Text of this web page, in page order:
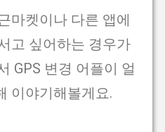
마켓이나 다른 앱에
고 싶어하는 경우가
GPS 변경 어플이 얼
이야기해볼게요.